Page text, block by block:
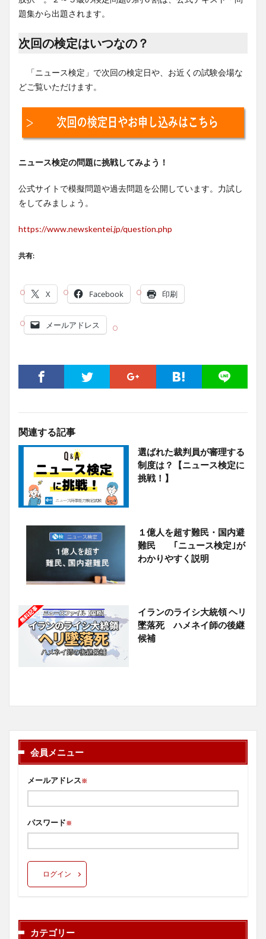
題集から出題されます。
次回の検定はいつなの？
「ニュース検定」で次回の検定日や、お近くの試験会場な
どご覧いただけます。
ニュース検定の問題に挑戦してみよう！
公式サイトで模擬問題や過去問題を公開しています。力試し
をしてみましょう。
https://www.newskentei.jp/question.php
共有:
X Facebook 印刷
メールアドレス
関連する記事
選ばれた裁判員が審理する
制度は？【ニュース検定に
挑戦！】
１億人を超す難民・国内避
難民 ｢ニュース検定｣が
わかりやすく説明
イランのライシ大統領 ヘリ
墜落死 ハメネイ師の後継
候補
会員メニュー
メールアドレス※
パスワード※
ログイン
カテゴリー